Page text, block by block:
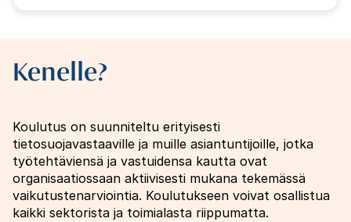
Kenelle?
Koulutus on suunniteltu erityisesti
tietosuojavastaaville ja muille asiantuntijoille, jotka
työtehtäviensä ja vastuidensa kautta ovat
organisaatiossaan aktiivisesti mukana tekemässä
vaikutustenarviointia. Koulutukseen voivat osallistua
kaikki sektorista ja toimialasta riippumatta.